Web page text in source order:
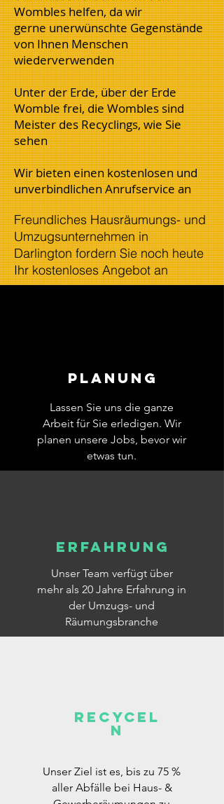
Wombles helfen, da wir
gerne unerwünschte Gegenstände
von Ihnen Menschen
wiederverwenden
Unter der Erde, über der Erde
Womble frei, die Wombles sind
Meister des Recyclings, wie Sie
sehen
Wir bieten einen kostenlosen und
unverbindlichen Anrufservice an
Freundliches Hausräumungs- und
Umzugsunternehmen in
Darlington fordern Sie noch heute
Ihr kostenloses Angebot an
Planung
Lassen Sie uns die ganze
Arbeit für Sie erledigen. Wir
planen unsere Jobs, bevor wir
etwas tun.
Erfahrung
Unser Team verfügt über
mehr als 20 Jahre Erfahrung in
der Umzugs- und
Räumungsbranche
Recycel
n
Unser Ziel ist es, bis zu 75 %
aller Abfälle bei Haus- &